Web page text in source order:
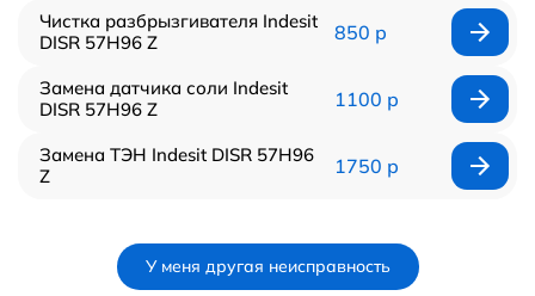
Чистка разбрызгивателя Indesit
DISR 57H96 Z
850 р
Замена датчика соли Indesit
DISR 57H96 Z
1100 р
Замена ТЭН Indesit DISR 57H96
Z
1750 р
У меня другая неисправность